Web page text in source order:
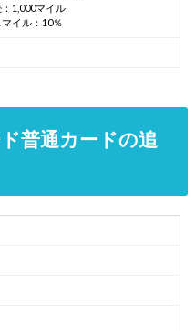
1,000マイル
イル：10％
普通カードの追